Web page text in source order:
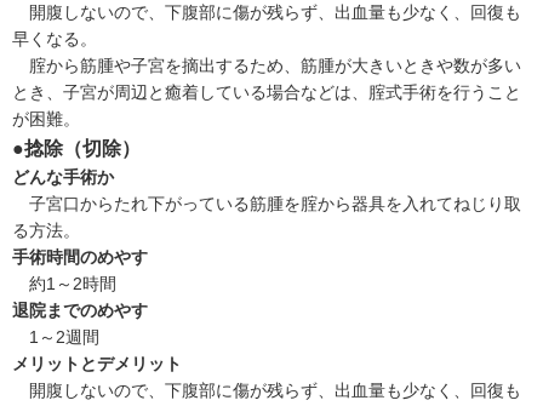
開腹しないので、下腹部に傷が残らず、出血量も少なく、回復も
早くなる。
腟から筋腫や子宮を摘出するため、筋腫が大きいときや数が多い
とき、子宮が周辺と癒着している場合などは、腟式手術を行うこと
が困難。
●捻除（切除）
どんな手術か
子宮口からたれ下がっている筋腫を腟から器具を入れてねじり取
る方法。
手術時間のめやす
約1～2時間
退院までのめやす
1～2週間
メリットとデメリット
開腹しないので、下腹部に傷が残らず、出血量も少なく、回復も